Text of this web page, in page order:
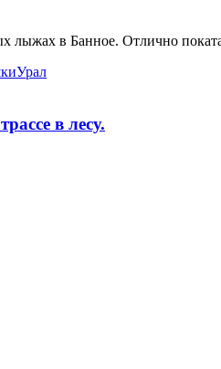
лыжах в Банное. Отлично
Урал
в лесу.